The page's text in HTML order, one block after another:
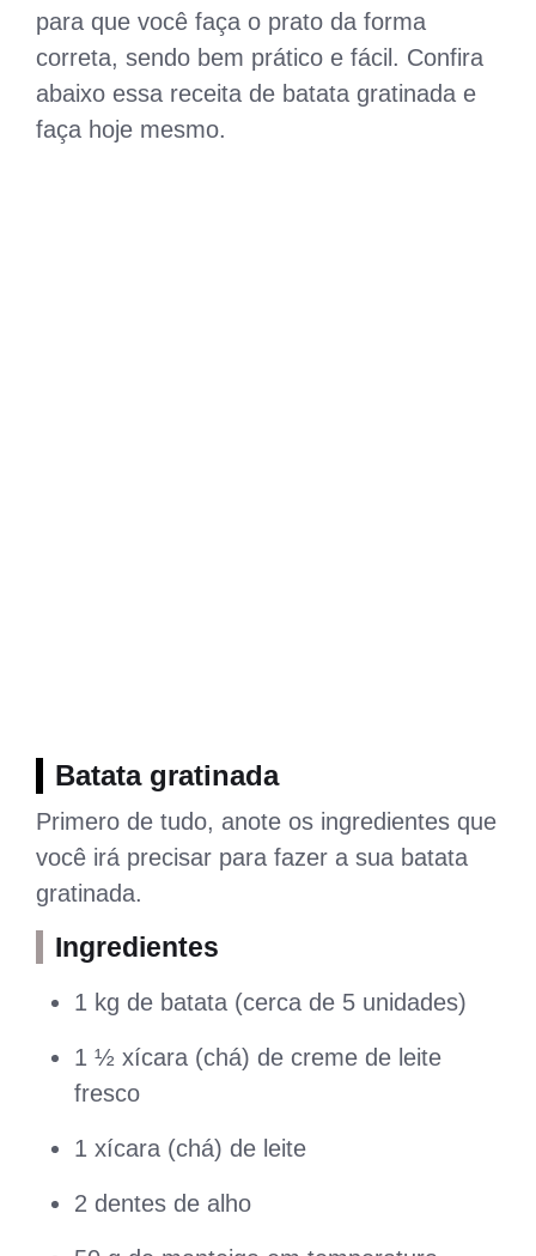
para que você faça o prato da forma
correta, sendo bem prático e fácil. Confira
abaixo essa receita de batata gratinada e
faça hoje mesmo.
Batata gratinada
Primero de tudo, anote os ingredientes que
você irá precisar para fazer a sua batata
gratinada.
Ingredientes
1 kg de batata (cerca de 5 unidades)
1 ½ xícara (chá) de creme de leite
fresco
1 xícara (chá) de leite
2 dentes de alho